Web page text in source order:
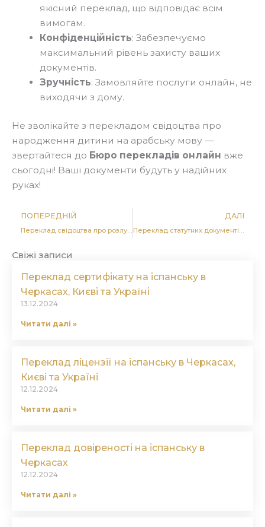
якісний переклад, що відповідає всім
вимогам.
Конфіденційність: Забезпечуємо
максимальний рівень захисту ваших
документів.
Зручність: Замовляйте послуги онлайн, не
виходячи з дому.
Не зволікайте з перекладом свідоцтва про
народження дитини на арабську мову —
звертайтеся до Бюро перекладів онлайн вже
сьогодні! Ваші документи будуть у надійних
руках!
Попер
ПОПЕРЕДНІЙ
Переклад свідоцтва про розлучення на арабську мову в Черкасах, Києві та Україні
ДАЛІ
Переклад статутних документів підприємства на арабську мову в Черкасах, Києві та Україні
Свіжі записи
Переклад сертифікату на іспанську в
Черкасах, Києві та Україні
13.12.2024
Читати далі »
Переклад ліцензії на іспанську в Черкасах,
Києві та Україні
12.12.2024
Читати далі »
Переклад довіреності на іспанську в
Черкасах
12.12.2024
Читати далі »